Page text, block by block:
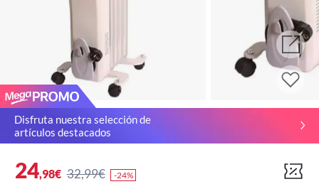
Disfruta nuestra selección de
artículos destacados
24,98€ 32,99€ -24%